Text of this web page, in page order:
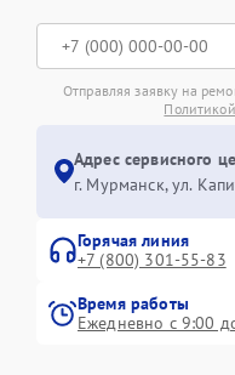
Отправляя заявку на
Адрес сервисного
г. Мурманск, ул.
Горячая линия
+7 (800) 301-55-83
Время работы
Ежедневно с 9:00